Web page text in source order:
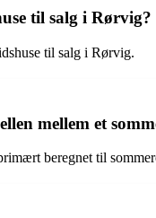
til salg i Rørvig?
til salg i Rørvig.
mellem et
beregnet til